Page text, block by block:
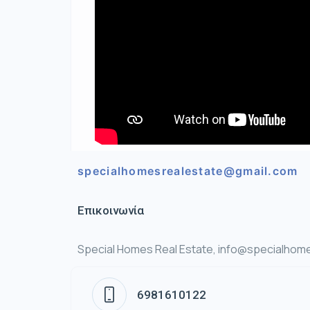
specialhomesrealestate@gmail.com
Επικοινωνία
Special Homes Real Estate,
6981610122